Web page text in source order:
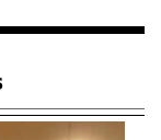
ขือเทศ ทับทิม